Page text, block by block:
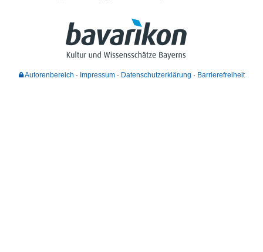
Autorenbereich Impressum Datenschutzerklärung Barrierefreiheit